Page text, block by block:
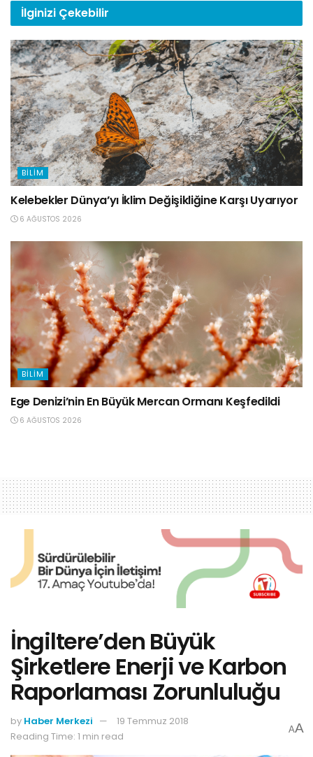
İlginizi Çekebilir
BILIM
Kelebekler Dünya’yı İklim Değişikliğine Karşı Uyarıyor
6 AĞUSTOS 2026
BILIM
Ege Denizi’nin En Büyük Mercan Ormanı Keşfedildi
6 AĞUSTOS 2026
İngiltere’den Büyük
Şirketlere Enerji ve Karbon
Raporlaması Zorunluluğu
by Haber Merkezi
19 Temmuz 2018
Reading Time: 1 min read
AA